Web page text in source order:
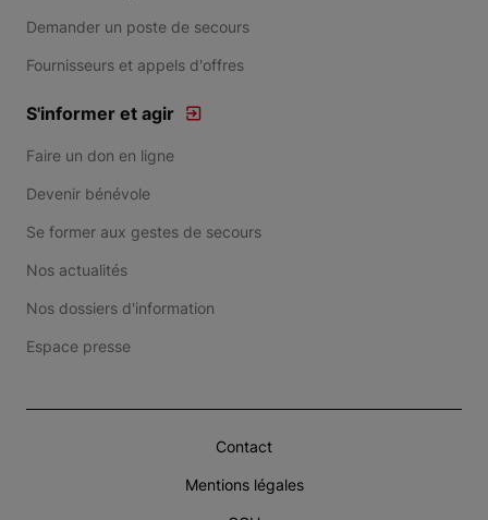
Demander un poste de secours
Fournisseurs et appels d'offres
S'informer et agir
Faire un don en ligne
Devenir bénévole
Se former aux gestes de secours
Nos actualités
Nos dossiers d'information
Espace presse
Contact
Mentions légales